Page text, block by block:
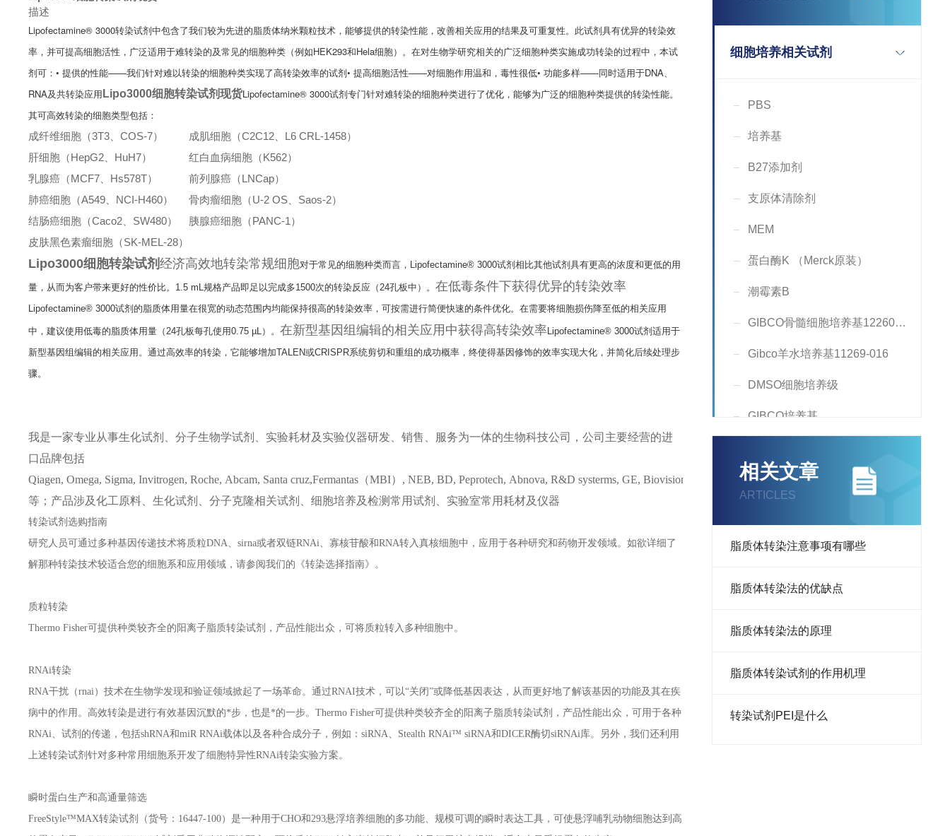
细胞培养相关试剂
PBS
培养基
B27添加剂
支原体清除剂
MEM
蛋白酶K （Merck原装）
潮霉素B
GIBCO骨髓细胞培养基12260-014
Gibco羊水培养基11269-016
DMSO细胞培养级
GIBCO培养基
双抗，胰酶
N2添加剂
相关文章
ARTICLES
​脂质体转染注意事项有哪些
​脂质体转染法的优缺点
脂质体转染法的原理
脂质体转染试剂的作用机理
​转染试剂PEI是什么
描述
Lipofectamine® 3000转染试剂中包含了我们较为先进的脂质体纳米颗粒技术，能够提供的转染性能，改善相关应用的结果及可重复性。此试剂具有优异的转染效
率，并可提高细胞活性，广泛适用于难转染的及常见的细胞种类（例如HEK293和Hela细胞）。 在对生物学研究相关的广泛细胞种类实施成功转染的过程中，本试
剂可： • 提供的性能——我们针对难以转染的细胞种类实现了高转染效率的试剂• 提高细胞活性——对细胞作用温和，毒性很低• 功能多样——同时适用于DNA、
RNA及共转染应用 Lipo3000细胞转染试剂现货Lipofectamine® 3000试剂专门针对难转染的细胞种类进行了优化，能够为广泛的细胞种类提供的转染性能。
其可高效转染的细胞类型包括：
成纤维细胞（3T3、COS-7）
成肌细胞（C2C12、L6 CRL-1458）
肝细胞（HepG2、HuH7）
红白血病细胞（K562）
乳腺癌（MCF7、Hs578T）
前列腺癌（LNCap）
肺癌细胞（A549、NCI-H460）
骨肉瘤细胞（U-2 OS、Saos-2）
结肠癌细胞（Caco2、SW480）
胰腺癌细胞（PANC-1）
皮肤黑色素瘤细胞（SK-MEL-28）
Lipo3000细胞转染试剂经济高效地转染常规细胞对于常见的细胞种类而言，Lipofectamine® 3000试剂相比其他试剂具有更高的浓度和更低的用
量，从而为客户带来更好的性价比。1.5 mL规格产品即足以完成多1500次的转染反应（24孔板中）。 在低毒条件下获得优异的转染效率
Lipofectamine® 3000试剂的脂质体用量在很宽的动态范围内均能保持很高的转染效率，可按需进行简便快速的条件优化。在需要将细胞损伤降至低的相关应用
中，建议使用低毒的脂质体用量（24孔板每孔使用0.75 µL）。 在新型基因组编辑的相关应用中获得高转染效率Lipofectamine® 3000试剂适用于
新型基因组编辑的相关应用。通过高效率的转染，它能够增加TALEN或CRISPR系统剪切和重组的成功概率，终使得基因修饰的效率实现大化，并简化后续处理步
骤。
我是一家专业从事生化试剂、分子生物学试剂、实验耗材及实验仪器研发、销售、服务为一体的生物科技公司，公司主要经营的进
口品牌包括
Qiagen, Omega, Sigma, Invitrogen, Roche, Abcam, Santa cruz,Fermantas（MBI）, NEB, BD, Peprotech, Abnova, R&D systerms, GE, Biovision, Millipore, Amresco, Merck, CST, Axygen, Corning,
等；产品涉及化工原料、生化试剂、分子克隆相关试剂、细胞培养及检测常用试剂、实验室常用耗材及仪器
转染试剂选购指南
研究人员可通过多种基因传递技术将质粒DNA、sirna或者双链RNAi、寡核苷酸和RNA转入真核细胞中，应用于各种研究和药物开发领域。如欲详细了
解那种转染技术较适合您的细胞系和应用领域，请参阅我们的《转染选择指南》。
质粒转染
Thermo Fisher可提供种类较齐全的阳离子脂质转染试剂，产品性能出众，可将质粒转入多种细胞中。
RNAi转染
RNA干扰（rnai）技术在生物学发现和验证领域掀起了一场革命。通过RNAI技术，可以“关闭”或降低基因表达，从而更好地了解该基因的功能及其在疾
病中的作用。高效转染是进行有效基因沉默的*步，也是*的一步。Thermo Fisher可提供种类较齐全的阳离子脂质转染试剂，产品性能出众，可用于各种
RNAi、试剂的传递，包括shRNA和miR RNAi载体以及各种合成分子，例如：siRNA、Stealth RNAi™ siRNA和DICER酶切siRNAi库。另外，我们还利用
上述转染试剂针对多种常用细胞系开发了细胞特异性RNAi转染实验方案。
瞬时蛋白生产和高通量筛选
FreeStyle™MAX转染试剂（货号：16447-100）是一种用于CHO和293悬浮培养细胞的多功能、规模可调的瞬时表达工具，可使悬浮哺乳动物细胞达到高